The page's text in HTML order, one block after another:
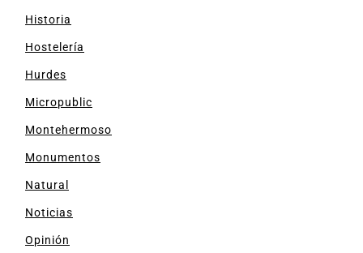
Historia
Hostelería
Hurdes
Micropublic
Montehermoso
Monumentos
Natural
Noticias
Opinión